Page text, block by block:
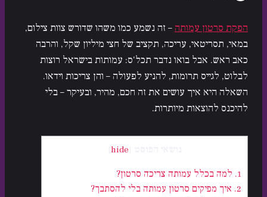
הפקת סרטון עמותה – זה נשמע כמו משהו שדורש צוות צילום,
במאי, תסריטאי, עריכה, תקציב של חצי מיליון שקל, והרבה
כאב ראש. אבל בואו נדבר תכל'ס: עמותות בישראל רוצות
לבלוט, לגייס תרומות, להניע לפעולה – והן צריכות וידאו.
השאלה היא איך עושים את זה חכם, מהיר, ובעיקר – בלי
להיכנס להוצאות מיותרות.
hide
1. למה בכלל עמותה צריכה סרטון?
2. איך מפיקים סרטון עמותה בלי להסתבך?